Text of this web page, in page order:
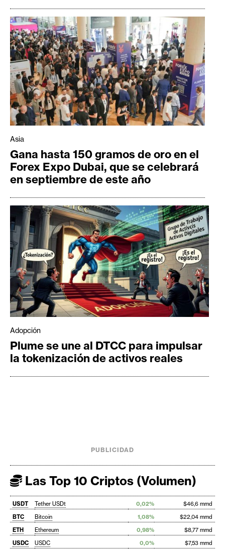
Asia
Gana hasta 150 gramos de oro en el
Forex Expo Dubai, que se celebrará
en septiembre de este año
Adopción
Plume se une al DTCC para impulsar
la tokenización de activos reales
PUBLICIDAD
Las Top 10 Criptos (Volumen)
USDT Tether USDt 0,02%
$46,6 mmd
BTC
Bitcoin 1,08%
$22,04 mmd
ETH
Ethereum 0,98%
$8,77 mmd
USDC
USDC 0,0% $7,53 mmd